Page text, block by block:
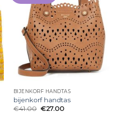
BIJENKORF HANDTAS
bijenkorf handtas
€41.00 €27.00